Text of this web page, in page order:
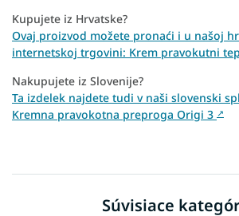
Kupujete iz Hrvatske?
Ovaj proizvod možete pronaći i u našoj
internetskoj trgovini: Krem pravokutni
Nakupujete iz Slovenije?
Ta izdelek najdete tudi v naši slovenski
Kremna pravokotna preproga Origi 3 ↗
Súvisiace